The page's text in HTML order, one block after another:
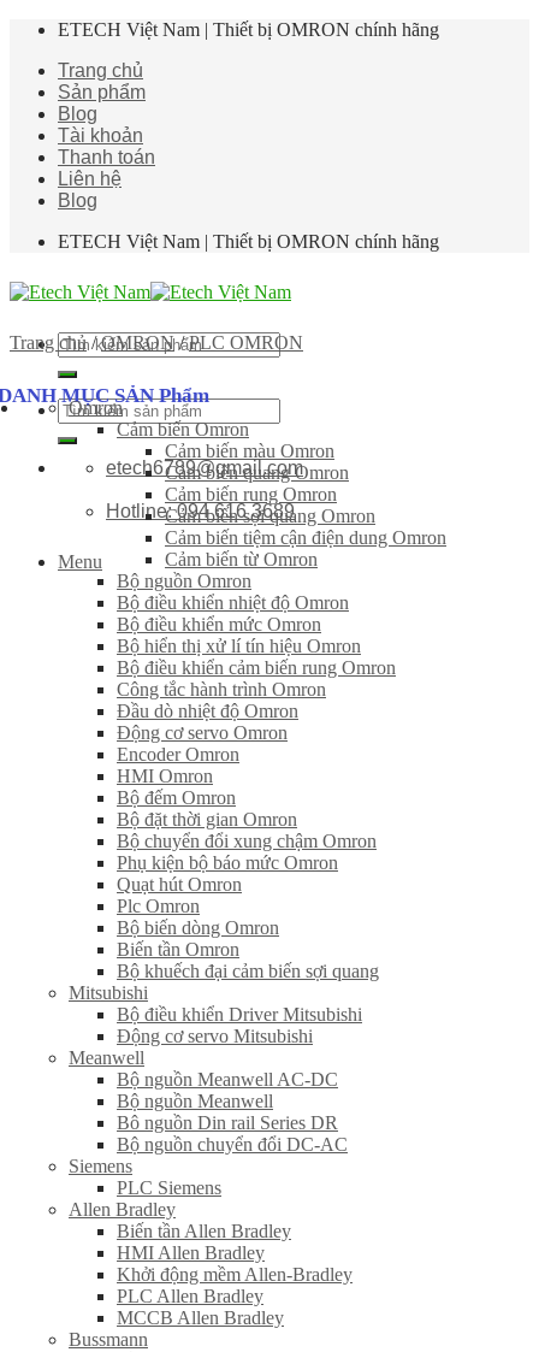
Skip
content
ETECH Việt Nam | Thiết bị OMRON chính hãng
Trang chủ
Sản phẩm
Blog
Tài khoản
Thanh toán
Liên hệ
Blog
ETECH Việt Nam | Thiết bị OMRON chính hãng
Tìm
kiếm:
Tìm
kiếm:
etech6789@gmail.com
Hotline: 094 616 3689
Menu
Trang chủ / OMRON / PLC OMRON
MỤC SẢN Phẩm
Omron
Cảm biến Omron
Cảm biến màu Omron
Cảm biến quang Omron
Cảm biến rung Omron
Cảm biến sợi quang Omron
Cảm biến tiệm cận điện dung Omron
Cảm biến từ Omron
Bộ nguồn Omron
Bộ điều khiển nhiệt độ Omron
Bộ điều khiển mức Omron
Bộ hiển thị xử lí tín hiệu Omron
Bộ điều khiển cảm biến rung Omron
Công tắc hành trình Omron
Đầu dò nhiệt độ Omron
Động cơ servo Omron
Encoder Omron
HMI Omron
Bộ đếm Omron
Bộ đặt thời gian Omron
Bộ chuyển đổi xung chậm Omron
Phụ kiện bộ báo mức Omron
Quạt hút Omron
Plc Omron
Bộ biến dòng Omron
Biến tần Omron
Bộ khuếch đại cảm biến sợi quang
Mitsubishi
Bộ điều khiển Driver Mitsubishi
Động cơ servo Mitsubishi
Meanwell
Bộ nguồn Meanwell AC-DC
Bộ nguồn Meanwell
Bô nguồn Din rail Series DR
Bộ nguồn chuyển đổi DC-AC
Siemens
PLC Siemens
Allen Bradley
Biến tần Allen Bradley
HMI Allen Bradley
Khởi động mềm Allen-Bradley
PLC Allen Bradley
MCCB Allen Bradley
Bussmann